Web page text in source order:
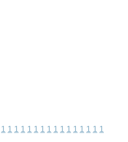
1 1 1 1 1 1 1 1 1 1 1 1 1 1 1 1